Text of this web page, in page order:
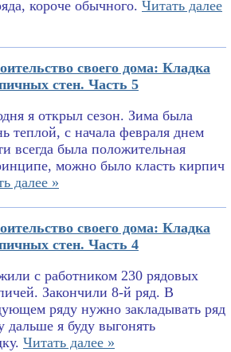
короче обычного. Читать далее
своего дома: Кладка
стен. Часть 5
я открыл сезон. Зима была
теплой, с начала февраля днем
всегда была положительная
можно было класть кирпич
далее »
своего дома: Кладка
стен. Часть 4
с работником 230 рядовых
Закончили 8-й ряд. В
ряду нужно закладывать ряд
дальше я буду выгонять
Читать далее »